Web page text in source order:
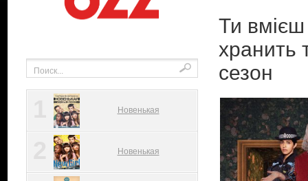
Новенькая
Новенькая
Ти
хранить
сезон